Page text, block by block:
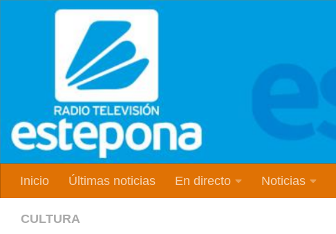
Inicio Últimas noticias En directo Noticias
CULTURA